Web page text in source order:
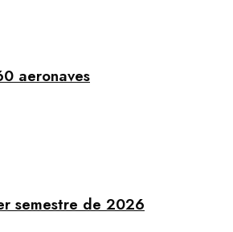
aeronaves
semestre de 2026